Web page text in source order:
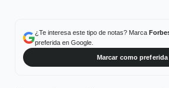
¿Te interesa este tipo de notas? Marca
preferida en Google.
Marcar como preferida